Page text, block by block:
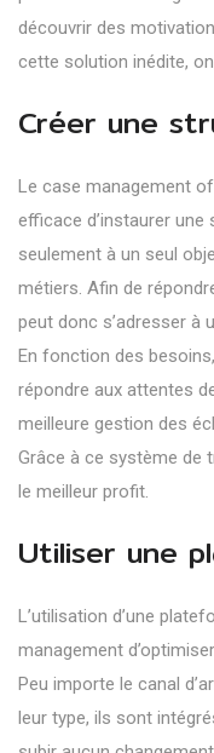
découvrir des
cette solution inédite,
Créer une
Le case management
efficace d’instaurer
seulement à un seul
métiers. Afin de
peut donc s’adresser à
En fonction des
répondre aux attentes
meilleure gestion des
Grâce à ce système de
le meilleur profit.
Utiliser une
L’utilisation d’une
management
Peu importe le canal
leur type, ils sont